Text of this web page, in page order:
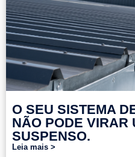
O SEU SISTEMA
NÃO PODE VIRAR
SUSPENSO.
Leia mais >